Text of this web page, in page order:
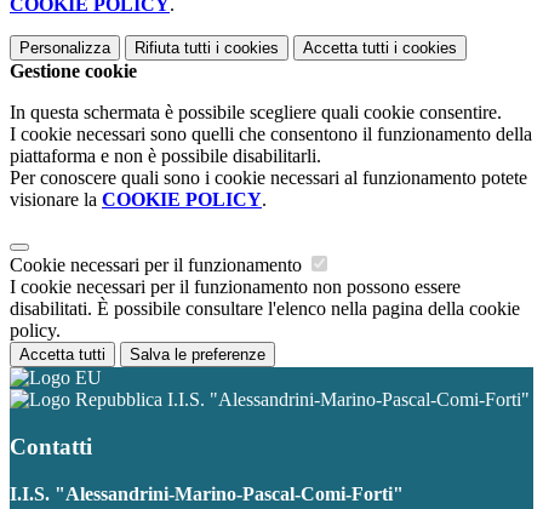
COOKIE POLICY.
Personalizza Rifiuta tutti i cookies Accetta tutti i cookies
Gestione cookie
In questa schermata è possibile scegliere quali cookie consentire.
I cookie necessari sono quelli che consentono il funzionamento della
piattaforma e non è possibile disabilitarli.
Per conoscere quali sono i cookie necessari al funzionamento potete
visionare la COOKIE POLICY.
Cookie necessari per il funzionamento
I cookie necessari per il funzionamento non possono essere
disabilitati. È possibile consultare l'elenco nella pagina della cookie
policy.
Accetta tutti Salva le preferenze
I.I.S. "Alessandrini-Marino-Pascal-Comi-Forti"
Contatti
I.I.S. "Alessandrini-Marino-Pascal-Comi-Forti"